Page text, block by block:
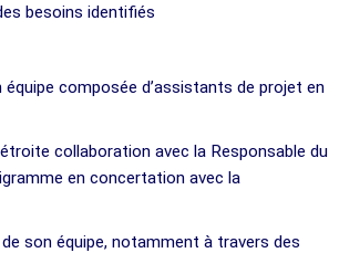
besoins identifiés
composée d’assistants de projet en
collaboration avec la Responsable du
en concertation avec la
son équipe, notamment à travers des